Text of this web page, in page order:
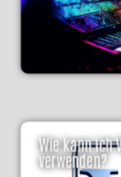
Wie kann ich
verwenden?